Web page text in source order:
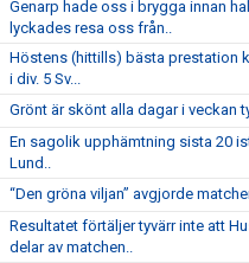
Genarp hade oss i brygga innan
lyckades resa oss från..
Höstens (hittills) bästa prestation
i div. 5 Sv...
Grönt är skönt alla dagar i veckan
En sagolik upphämtning sista 20
Lund..
“Den gröna viljan” avgjorde
Resultatet förtäljer tyvärr inte att
delar av matchen..